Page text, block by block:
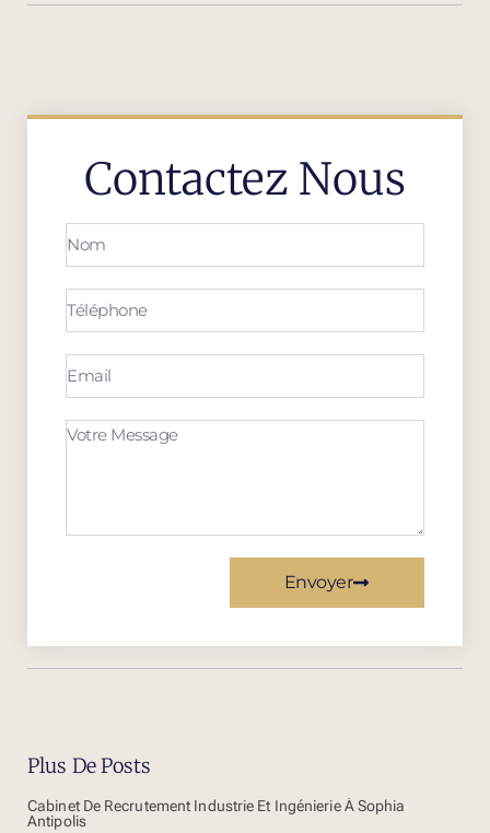
Contactez Nous
Envoyer
Plus De Posts
Cabinet De Recrutement Industrie Et Ingénierie À Sophia
Antipolis